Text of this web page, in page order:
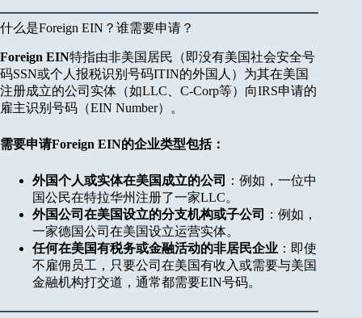
什么是Foreign EIN？谁需要申请？
Foreign EIN特指由非美国居民（即没有美国社会安全号
码SSN或个人报税识别号码ITIN的外国人）为其在美国
注册成立的公司实体（如LLC、C-Corp等）向IRS申请的
雇主识别号码（EIN Number）。
需要申请Foreign EIN的企业类型包括：
外国个人或实体在美国成立的公司
：例如，一位中
国公民在特拉华州注册了一家LLC。
外国公司在美国设立的分支机构或子公司
：例如，
一家德国公司在美国设立运营实体。
任何在美国有税务或金融活动的非居民企业 ：即使
不雇佣员工，只要公司在美国有收入或需要与美国
金融机构打交道，通常都需要EIN号码。